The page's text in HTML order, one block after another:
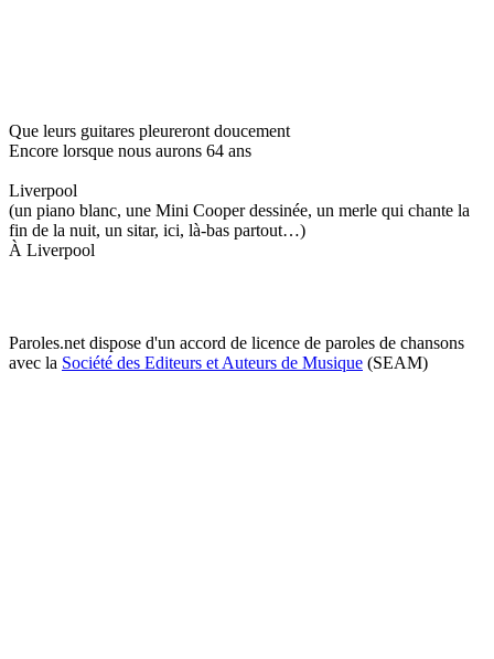
Que leurs guitares pleureront doucement
Encore lorsque nous aurons 64 ans
Liverpool
(un piano blanc, une Mini Cooper dessinée, un merle qui chante la
fin de la nuit, un sitar, ici, là-bas partout…)
À Liverpool
Paroles.net dispose d'un accord de licence de paroles de chansons
avec la Société des Editeurs et Auteurs de Musique (SEAM)